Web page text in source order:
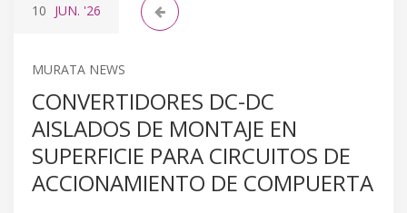
10 JUN. '26
MURATA NEWS
CONVERTIDORES DC-DC
AISLADOS DE MONTAJE EN
SUPERFICIE PARA CIRCUITOS DE
ACCIONAMIENTO DE COMPUERTA